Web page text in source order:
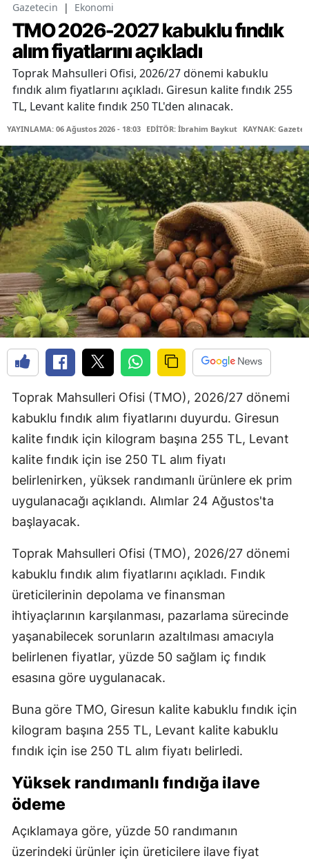
Gazetecin | Ekonomi
TMO 2026-2027 kabuklu fındık
alım fiyatlarını açıkladı
Toprak Mahsulleri Ofisi, 2026/27 dönemi kabuklu
fındık alım fiyatlarını açıkladı. Giresun kalite fındık 255
TL, Levant kalite fındık 250 TL'den alınacak.
YAYINLAMA: 06 Ağustos 2026 - 18:03 EDİTÖR: İbrahim Baykut KAYNAK:
Toprak Mahsulleri Ofisi (TMO), 2026/27 dönemi
kabuklu fındık alım fiyatlarını duyurdu. Giresun
kalite fındık için kilogram başına 255 TL, Levant
kalite fındık için ise 250 TL alım fiyatı
belirlenirken, yüksek randımanlı ürünlere ek prim
uygulanacağı açıklandı. Alımlar 24 Ağustos'ta
başlayacak.
Toprak Mahsulleri Ofisi (TMO), 2026/27 dönemi
kabuklu fındık alım fiyatlarını açıkladı. Fındık
üreticilerinin depolama ve finansman
ihtiyaçlarının karşılanması, pazarlama sürecinde
yaşanabilecek sorunların azaltılması amacıyla
belirlenen fiyatlar, yüzde 50 sağlam iç fındık
esasına göre uygulanacak.
Buna göre TMO, Giresun kalite kabuklu fındık için
kilogram başına 255 TL, Levant kalite kabuklu
fındık için ise 250 TL alım fiyatı belirledi.
Yüksek randımanlı fındığa ilave
ödeme
Açıklamaya göre, yüzde 50 randımanın
üzerindeki ürünler için üreticilere ilave fiyat